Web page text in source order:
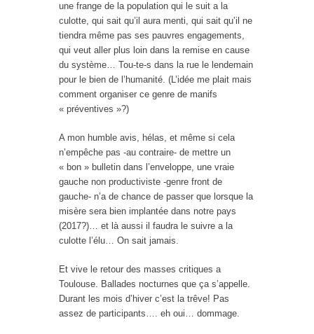
une frange de la population qui le suit a la
culotte, qui sait qu’il aura menti, qui sait qu’il ne
tiendra même pas ses pauvres engagements,
qui veut aller plus loin dans la remise en cause
du système… Tou-te-s dans la rue le lendemain
pour le bien de l’humanité. (L’idée me plait mais
comment organiser ce genre de manifs
« préventives »?)
A mon humble avis, hélas, et même si cela
n’empêche pas -au contraire- de mettre un
« bon » bulletin dans l’enveloppe, une vraie
gauche non productiviste -genre front de
gauche- n’a de chance de passer que lorsque la
misère sera bien implantée dans notre pays
(2017?)… et là aussi il faudra le suivre a la
culotte l’élu… On sait jamais.
Et vive le retour des masses critiques a
Toulouse. Ballades nocturnes que ça s’appelle.
Durant les mois d’hiver c’est la trêve! Pas
assez de participants…. eh oui… dommage.